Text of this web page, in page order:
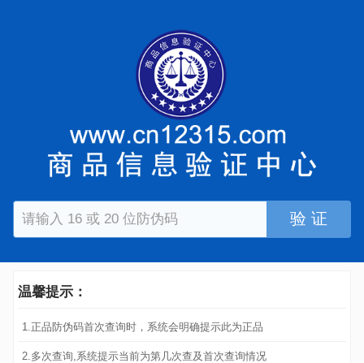
验 证
温馨提示：
1.正品防伪码首次查询时，系统会明确提示此为正品
2.多次查询,系统提示当前为第几次查及首次查询情况